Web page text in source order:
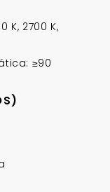
K, 2700 K,
≥90